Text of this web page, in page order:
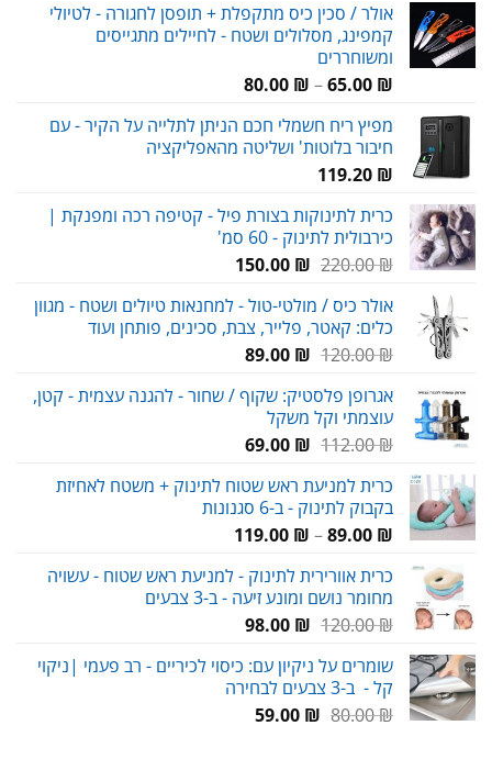
אולר / סכין כיס מתקפלת + תופסן לחגורה - לטיולי
קמפינג, מסלולים ושטח - לחיילים מתגייסים
ומשוחררים
65.00 ₪
–
80.00 ₪
טווח
עד
מפיץ ריח חשמלי חכם הניתן לתלייה על הקיר - עם
חיבור בלוטות' ושליטה מהאפליקציה
119.20 ₪
כרית לתינוקות בצורת פיל - קטיפה רכה ומפנקת |
כירבולית לתינוק - 60 סמ'
220.00₪
המחיר
היה:
220.00 ₪.
150.00 ₪
המחיר
הוא:
150.00 ₪.
אולר כיס / מולטי-טול - למחנאות טיולים ושטח - מגוון
כלים: קאטר, פלייר, צבת, סכינים, פותחן ועוד
120.00₪
המחיר
היה:
120.00 ₪.
89.00 ₪
המחיר
הוא:
אגרופן פלסטיק: שקוף / שחור - להגנה עצמית - קטן,
עוצמתי וקל משקל
112.00₪
המחיר
היה:
112.00 ₪.
69.00 ₪
המחיר
הוא:
69.00 ₪.
כרית למניעת ראש שטוח לתינוק + משטח לאחיזת
בקבוק לתינוק - ב-6 סגנונות
89.00 ₪
–
119.00 ₪
עד
כרית אוורירית לתינוק - למניעת ראש שטוח - עשויה
מחומר נושם ומונע זיעה - ב-3 צבעים
120.00₪
המחיר
היה:
120.00 ₪.
98.00 ₪
המחיר
הוא:
98.00 ₪.
שומרים על ניקיון עם: כיסוי לכיריים - רב פעמי |ניקוי
קל - ב-3 צבעים לבחירה
80.00₪
המחיר59.00 ₪
המחיר